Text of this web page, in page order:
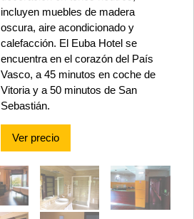
incluyen muebles de madera
oscura, aire acondicionado y
calefacción. El Euba Hotel se
encuentra en el corazón del País
Vasco, a 45 minutos en coche de
Vitoria y a 50 minutos de San
Sebastián.
Ver precio